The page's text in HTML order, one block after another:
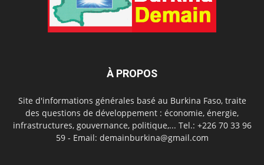
À PROPOS
Site d'informations générales basé au Burkina Faso, traite
des questions de développement : économie, énergie,
infrastructures, gouvernance, politique,... Tel.: +226 70 33 96
59 - Email: demainburkina@gmail.com